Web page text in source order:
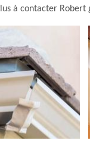
à contacter Robert